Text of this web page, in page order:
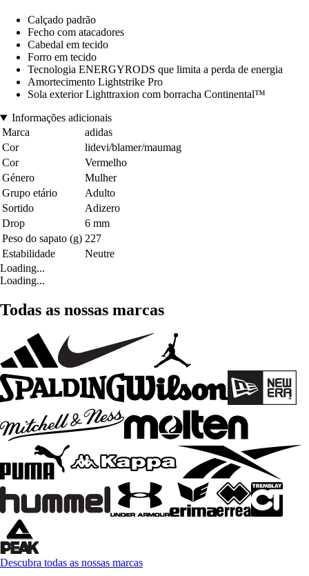
Calçado padrão
Fecho com atacadores
Cabedal em tecido
Forro em tecido
Tecnologia ENERGYRODS que limita a perda de energia
Amortecimento Lightstrike Pro
Sola exterior Lighttraxion com borracha Continental™
Informações adicionais
Marca
adidas
Cor
lidevi/blamer/maumag
Cor
Vermelho
Género
Mulher
Grupo etário
Adulto
Sortido
Adizero
Drop
6 mm
Peso do sapato (g) 227
Estabilidade
Neutre
Loading...
Loading...
Todas as nossas marcas
Descubra todas as nossas marcas